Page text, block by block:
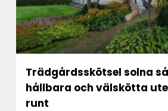
Trädgårdsskötsel solna så skapas
hållbara och välskötta
runt